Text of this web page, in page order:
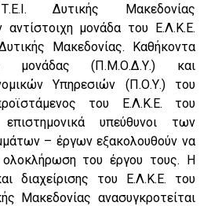
Δυτικής Μακεδονίας
μονάδα του Ε.Λ.Κ.Ε.
Μακεδονίας. Καθήκοντα
μονάδας (Π.Μ.Ο.Δ.Υ.) και
Υπηρεσιών (Π.Ο.Υ.) του
του Ε.Λ.Κ.Ε. του
υπεύθυνοι των
– έργων εξακολουθούν να
ολοκλήρωση του έργου τους. Η
διαχείρισης του Ε.Λ.Κ.Ε. του
Μακεδονίας ανασυγκροτείται